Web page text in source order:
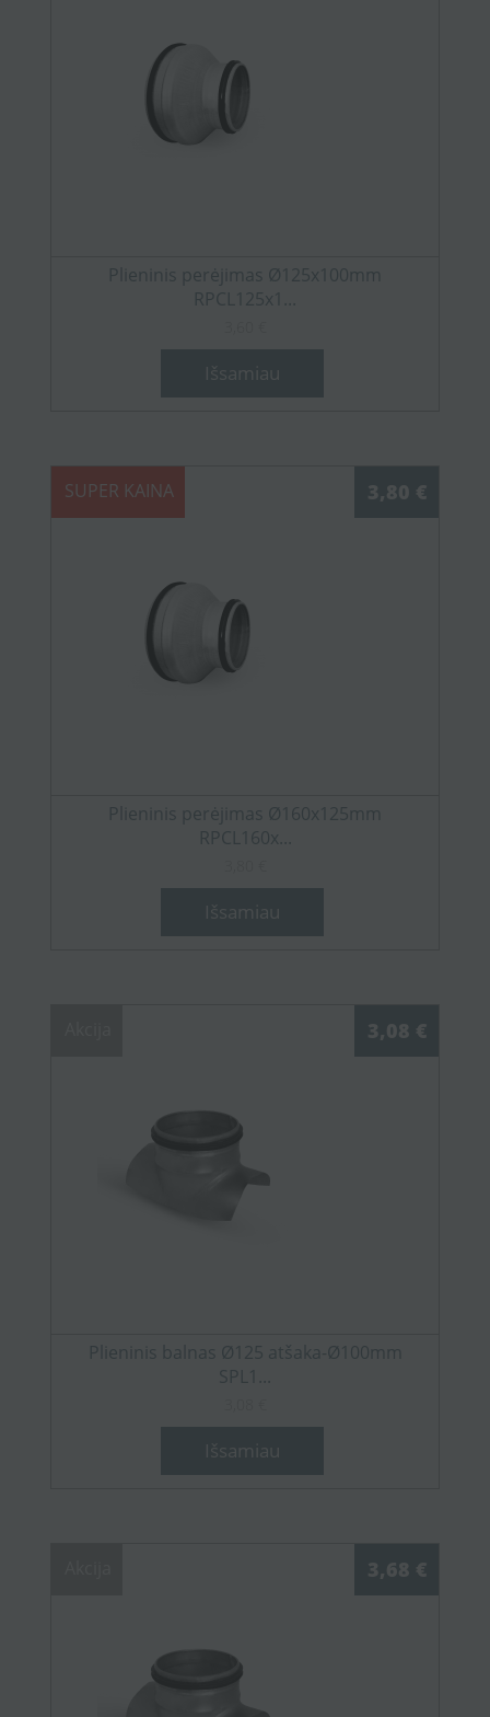
Plieninis perėjimas Ø125x100mm
RPCL125x1...
Išsamiau
SUPER KAINA 3,80 €
Plieninis perėjimas Ø160x125mm
RPCL160x...
Išsamiau
3,08 €
Plieninis balnas Ø125 atšaka-Ø100mm
SPL1...
Išsamiau
3,68 €